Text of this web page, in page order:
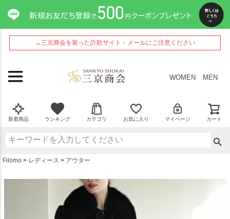
→三京商会を装った詐欺サイト・メールにご注意ください
WOMEN MEN
新着商品 ランキング カテゴリ お気に入り マイページ カート
Filomo レディース アウター
ペー
ジト
ップ
へ